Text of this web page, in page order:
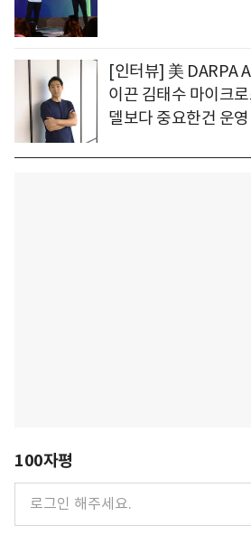
[인터뷰] 美 DARPA
이끈 김태수 마이크
델보다 중요한건 운
100자평